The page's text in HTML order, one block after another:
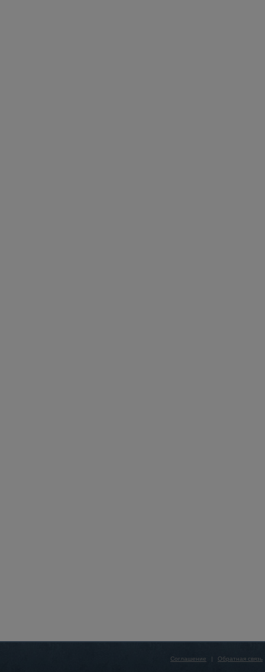
Соглашение | Обратная связь